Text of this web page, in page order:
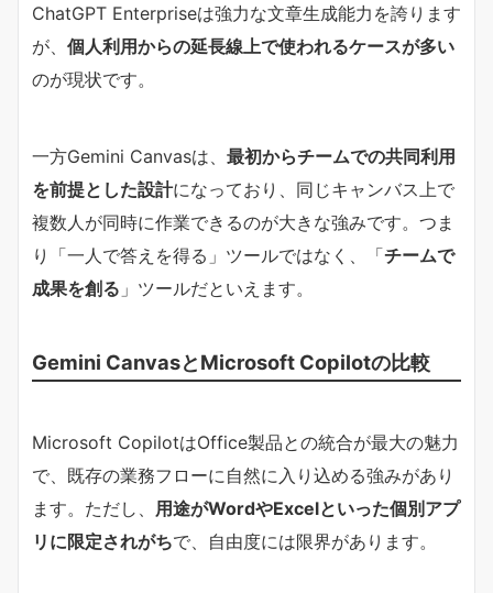
ChatGPT Enterpriseは強力な文章生成能力を誇ります
が、 個人利用からの延長線上で使われるケースが多い
のが現状です。
一方Gemini Canvasは、 最初からチームでの共同利用
を前提とした設計になっており、同じキャンバス上で
複数人が同時に作業できるのが大きな強みです。つま
り「一人で答えを得る」ツールではなく、「チームで
成果を創る 」ツールだといえます。
Gemini CanvasとMicrosoft Copilotの比較
Microsoft CopilotはOffice製品との統合が最大の魅力
で、既存の業務フローに自然に入り込める強みがあり
ます。ただし、 用途がWordやExcelといった個別アプ
リに限定されがちで、自由度には限界があります。